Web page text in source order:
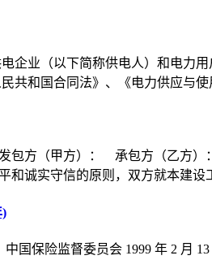
企业（以下简称供电人）和电力
共和国合同法》、《电力供应与
包方（甲方）： 承包方（乙方）
和诚实守信的原则，双方就本建设
)
国保险监督委员会 1999 年 2 月